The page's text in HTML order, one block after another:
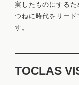
実したものにするた
つねに時代をリード
す。
TOCLAS